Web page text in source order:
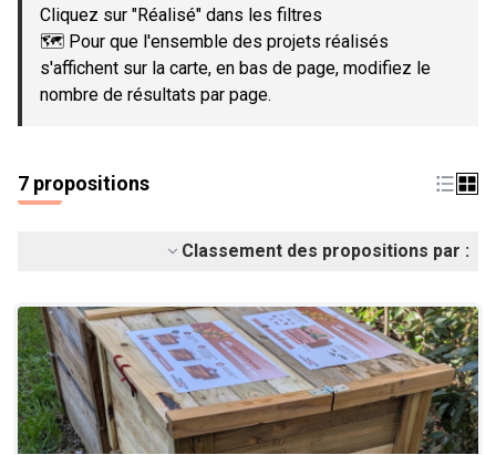
Cliquez sur "Réalisé" dans les filtres
🗺️ Pour que l'ensemble des projets réalisés
s'affichent sur la carte, en bas de page, modifiez le
nombre de résultats par page.
7 propositions
Classement des propositions par :